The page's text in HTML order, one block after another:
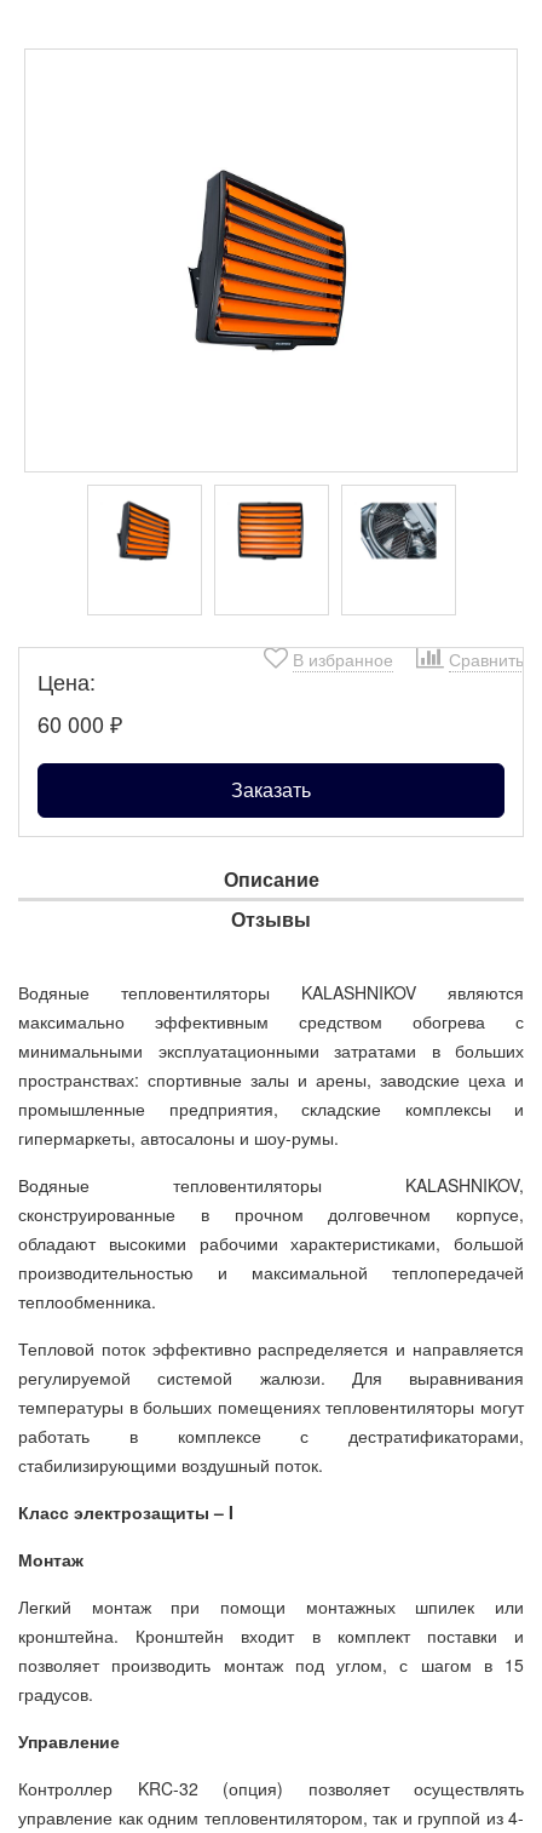
В избранное Сравнить
Цена:
60 000 ₽
Заказать
Описание
Отзывы
Водяные тепловентиляторы KALASHNIKOV являются
максимально эффективным средством обогрева с
минимальными эксплуатационными затратами в больших
пространствах: спортивные залы и арены, заводские цеха и
промышленные предприятия, складские комплексы и
гипермаркеты, автосалоны и шоу-румы.
Водяные тепловентиляторы KALASHNIKOV,
сконструированные в прочном долговечном корпусе,
обладают высокими рабочими характеристиками, большой
производительностью и максимальной теплопередачей
теплообменника.
Тепловой поток эффективно распределяется и направляется
регулируемой системой жалюзи. Для выравнивания
температуры в больших помещениях тепловентиляторы могут
работать в комплексе с дестратификаторами,
стабилизирующими воздушный поток.
Класс электрозащиты – I
Монтаж
Легкий монтаж при помощи монтажных шпилек или
кронштейна. Кронштейн входит в комплект поставки и
позволяет производить монтаж под углом, с шагом в 15
градусов.
Управление
Контроллер KRC-32 (опция) позволяет осуществлять
управление как одним тепловентилятором, так и группой из 4-